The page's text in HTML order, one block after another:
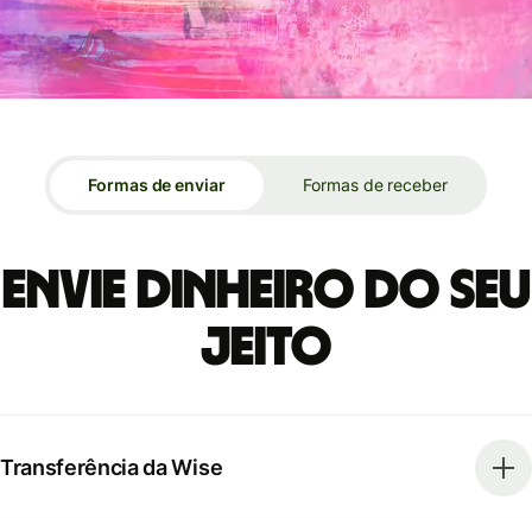
Formas de enviar Formas de receber
Envie dinheiro do seu
jeito
Transferência da Wise